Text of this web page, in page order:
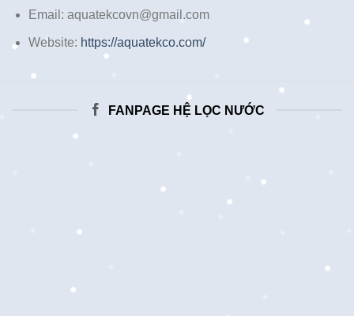
Email: aquatekcovn@gmail.com
Website: https://aquatekco.com/
FANPAGE HỆ LỌC NƯỚC